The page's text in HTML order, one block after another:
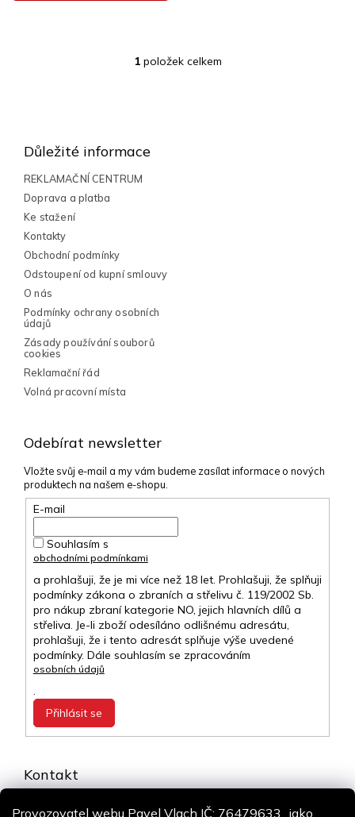
Provozovatel webu Pavel Vlach IČ: 76479633., jako
O
1položek celkem
Odebírat newsletter
Vložte svůj e-mail a my vám budeme zasílat informace o nových
produktech na našem e-shopu.
E-mail
Souhlasím s
obchodními podmínkami
a prohlašuji, že je mi více než 18 let. Prohlašuji, že splňuji
podmínky zákona o zbraních a střelivu č. 119/2002 Sb.
pro nákup zbraní kategorie NO, jejich hlavních dílů a
střeliva. Je-li zboží odesíláno odlišnému adresátu,
prohlašuji, že i tento adresát splňuje výše uvedené
podmínky. Dále souhlasím se zpracováním
osobních údajů
.
Přihlásit se
Kontakt
Důležité informace
REKLAMAČNÍ CENTRUM
Doprava a platba
Ke stažení
Kontakty
Obchodní podmínky
Odstoupení od kupní smlouvy
O nás
Podmínky ochrany osobních
údajů
Zásady používání souborů
cookies
Reklamační řád
Volná pracovní místa